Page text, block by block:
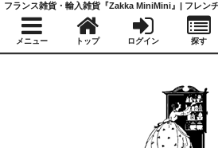
メニュー トップ ログイン 探す